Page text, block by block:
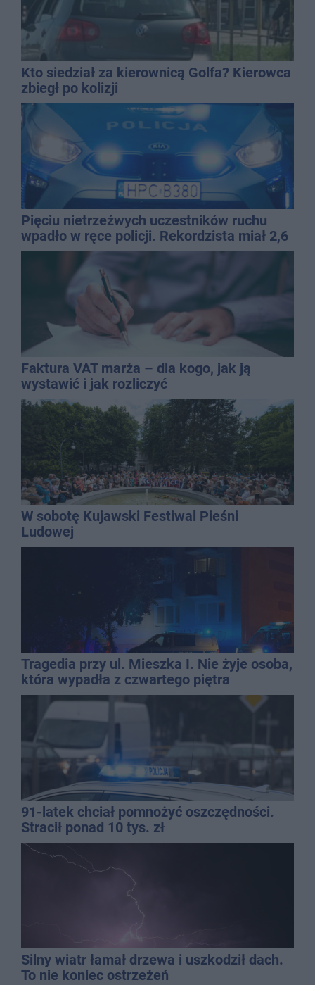
Kto siedział za kierownicą Golfa? Kierowca
zbiegł po kolizji
Pięciu nietrzeźwych uczestników ruchu
wpadło w ręce policji. Rekordzista miał 2,6
promila
Faktura VAT marża – dla kogo, jak ją
wystawić i jak rozliczyć
W sobotę Kujawski Festiwal Pieśni
Ludowej
Tragedia przy ul. Mieszka I. Nie żyje osoba,
która wypadła z czwartego piętra
91-latek chciał pomnożyć oszczędności.
Stracił ponad 10 tys. zł
Silny wiatr łamał drzewa i uszkodził dach.
To nie koniec ostrzeżeń